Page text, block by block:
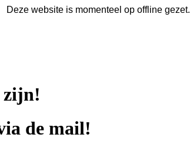
Deze website is momenteel op offline gezet.
zijn!
de mail!